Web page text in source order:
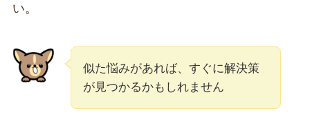
い。
似た悩みがあれば、すぐに解決策
が見つかるかもしれません